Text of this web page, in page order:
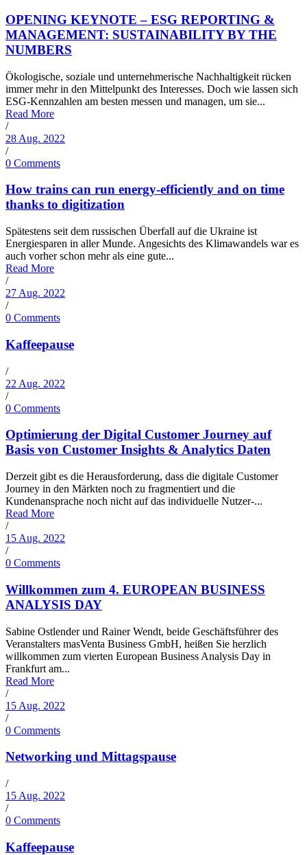
OPENING KEYNOTE – ESG REPORTING &
MANAGEMENT: SUSTAINABILITY BY THE
NUMBERS
Ökologische, soziale und unternehmerische Nachhaltigkeit rücken
immer mehr in den Mittelpunkt des Interesses. Doch wie lassen sich
ESG-Kennzahlen am besten messen und managen, um sie...
Read More
/
28 Aug. 2022
/
0 Comments
How trains can run energy-efficiently and on time
thanks to digitization
Spätestens seit dem russischen Überfall auf die Ukraine ist
Energiesparen in aller Munde. Angesichts des Klimawandels war es
auch vorher schon mehr als eine gute...
Read More
/
27 Aug. 2022
/
0 Comments
Kaffeepause
/
22 Aug. 2022
/
0 Comments
Optimierung der Digital Customer Journey auf
Basis von Customer Insights & Analytics Daten
Derzeit gibt es die Herausforderung, dass die digitale Customer
Journey in den Märkten noch zu fragmentiert und die
Kundenansprache noch nicht auf das individuelle Nutzer-...
Read More
/
15 Aug. 2022
/
0 Comments
Willkommen zum 4. EUROPEAN BUSINESS
ANALYSIS DAY
Sabine Ostlender und Rainer Wendt, beide Geschäftsführer des
Veranstalters masVenta Business GmbH, heißen Sie herzlich
willkommen zum vierten European Business Analysis Day in
Frankfurt am...
Read More
/
15 Aug. 2022
/
0 Comments
Networking und Mittagspause
/
15 Aug. 2022
/
0 Comments
Kaffeepause